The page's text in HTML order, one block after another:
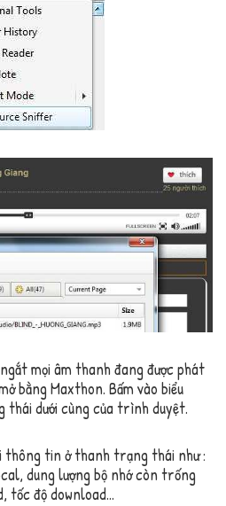
mọi âm thanh đang được phát
bằng Maxthon. Bấm vào biểu
dưới cùng của trình duyệt.
thông tin ở thanh trạng thái như :
dung lượng bộ nhớ còn trống
tốc độ download…